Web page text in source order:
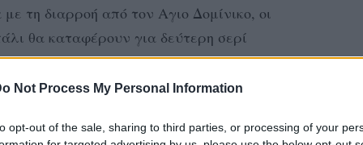
Not Process My Personal Information
opt-out of the sale, sharing to third parties, or processing of your
τη διαρροή από τον Αγιο Δομίνικο, οι
θα καταφέρουν για δεύτερη σερί
και να διατηρήσουν ακέραιες τις
θα βγάλουν τρεις υποψηφίους για